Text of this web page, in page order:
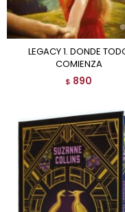
LEGACY 1. DONDE TODO
COMIENZA
$ 890